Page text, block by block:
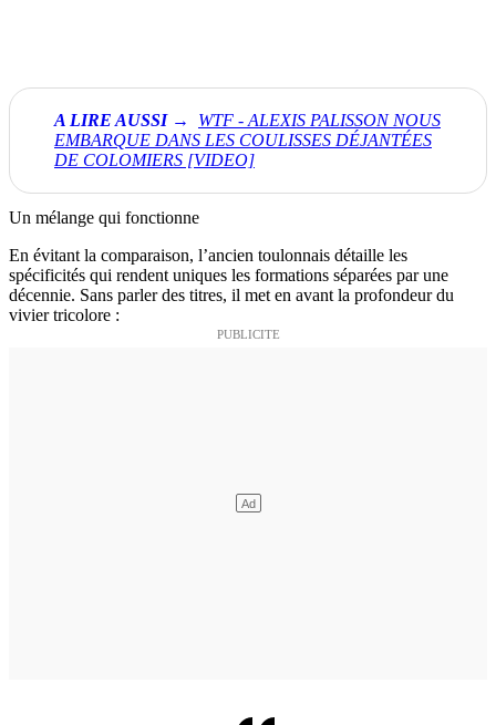
WTF - ALEXIS PALISSON NOUS
EMBARQUE DANS LES COULISSES DÉJANTÉES
DE COLOMIERS [VIDEO]
Un mélange qui fonctionne
En évitant la comparaison, l’ancien toulonnais détaille les
spécificités qui rendent uniques les formations séparées par une
décennie. Sans parler des titres, il met en avant la profondeur du
vivier tricolore :